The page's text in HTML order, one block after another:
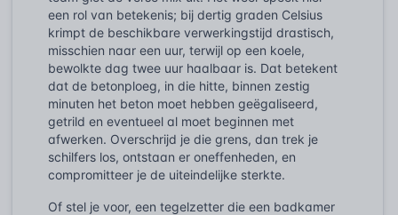
een rol van betekenis; bij dertig graden Celsius
krimpt de beschikbare verwerkingstijd drastisch,
misschien naar een uur, terwijl op een koele,
bewolkte dag twee uur haalbaar is. Dat betekent
dat de betonploeg, in die hitte, binnen zestig
minuten het beton moet hebben geëgaliseerd,
getrild en eventueel al moet beginnen met
afwerken. Overschrijd je die grens, dan trek je
schilfers los, ontstaan er oneffenheden, en
compromitteer je de uiteindelijke sterkte.
Of stel je voor, een tegelzetter die een badkamer